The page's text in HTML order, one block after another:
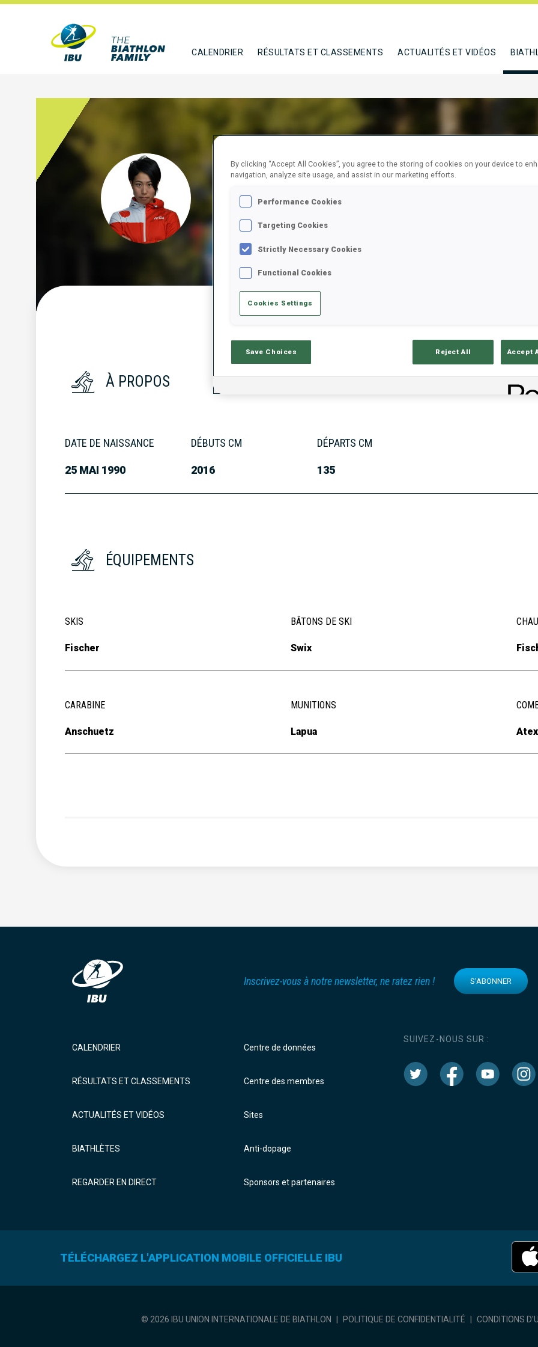
CALENDRIER RÉSULTATS ET CLASSEMENTS ACTUALITÉS ET VIDÉOS
MAEDA SARI
SUIVRE
À PROPOS
DATE DE NAISSANCE
25 MAI 1990
DÉBUTS CM
2016
DÉPARTS CM
135
ÉQUIPEMENTS
SKIS
Fischer
BÂTONS DE SKI
Swix
CARABINE
Anschuetz
MUNITIONS
Lapua Atex
Inscrivez-vous à notre newsletter, ne ratez rien ! S'ABONNER
CALENDRIER
RÉSULTATS ET CLASSEMENTS
ACTUALITÉS ET VIDÉOS
BIATHLÈTES
REGARDER EN DIRECT
Centre de données
Centre des membres
Sites
Anti-dopage
Sponsors et partenaires
SUIVEZ-NOUS SUR :
TÉLÉCHARGEZ L'APPLICATION MOBILE OFFICIELLE IBU
© 2026 IBU UNION INTERNATIONALE DE BIATHLON POLITIQUE DE CONFIDENTIALITÉ CONDITIONS
By clicking “Accept All Cookies”, you agree to the storing of cookies on your device to
navigation, analyze site usage, and assist in our marketing efforts.
Performance Cookies
Targeting Cookies
Strictly Necessary Cookies
Functional Cookies
Cookies Settings
Save Choices Reject All Accept